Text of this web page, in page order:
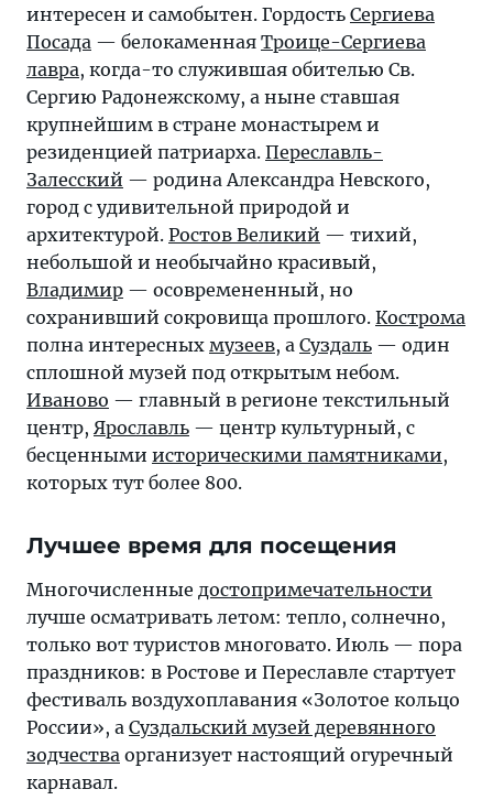
интересен и самобытен. Гордость Сергиева
Посада — белокаменная Троице-Сергиева
лавра, когда-то служившая обителью Св.
Сергию Радонежскому, а ныне ставшая
крупнейшим в стране монастырем и
резиденцией патриарха. Переславль-
Залесский — родина Александра Невского,
город с удивительной природой и
архитектурой. Ростов Великий — тихий,
небольшой и необычайно красивый,
Владимир — осовремененный, но
сохранивший сокровища прошлого. Кострома
полна интересных музеев, а Суздаль — один
сплошной музей под открытым небом.
Иваново — главный в регионе текстильный
центр, Ярославль — центр культурный, с
бесценными историческими памятниками,
которых тут более 800.
Лучшее время для посещения
Многочисленные достопримечательности
лучше осматривать летом: тепло, солнечно,
только вот туристов многовато. Июль — пора
праздников: в Ростове и Переславле стартует
фестиваль воздухоплавания «Золотое кольцо
России», а Суздальский музей деревянного
зодчества организует настоящий огуречный
карнавал.